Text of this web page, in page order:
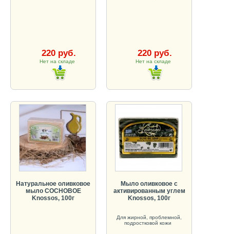
220 руб.
Нет на складе
220 руб.
Нет на складе
Натуральное оливковое
мыло СОСНОВОЕ
Knossos, 100г
Мыло оливковое с
активированным углем
Knossos, 100г
Для жирной, проблемной,
подростковой кожи